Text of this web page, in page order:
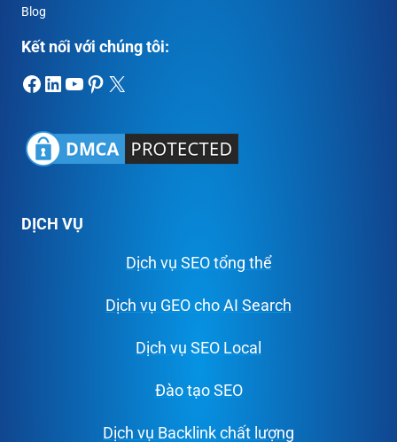
Blog
Kết nối với chúng tôi:
Facebook
LinkedIn
Youtube
Pinterest
X
DỊCH VỤ
Dịch vụ SEO tổng thể
Dịch vụ GEO cho AI Search
Dịch vụ SEO Local
Đào tạo SEO
Dịch vụ Backlink chất lượng